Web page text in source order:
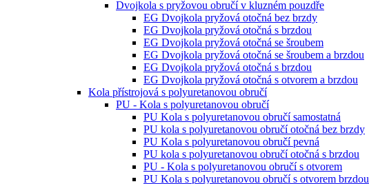
Dvojkola s pryžovou obručí v kluzném pouzdře
EG Dvojkola pryžová otočná bez brzdy
EG Dvojkola pryžová otočná s brzdou
EG Dvojkola pryžová otočná se šroubem
EG Dvojkola pryžová otočná se šroubem a brzdou
EG Dvojkola pryžová otočná s brzdou
EG Dvojkola pryžová otočná s otvorem a brzdou
Kola přístrojová s polyuretanovou obručí
PU - Kola s polyuretanovou obručí
PU Kola s polyuretanovou obručí samostatná
PU kola s polyuretanovou obručí otočná bez brzdy
PU Kola s polyuretanovou obručí pevná
PU kola s polyuretanovou obručí otočná s brzdou
PU - Kola s polyuretanovou obručí s otvorem
PU Kola s polyuretanovou obručí s otvorem brzdou